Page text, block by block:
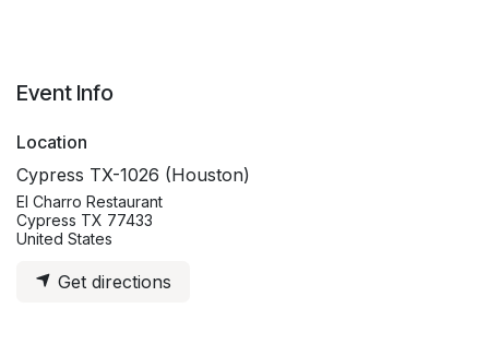
Event Info
Location
Cypress TX-1026 (Houston)
El Charro Restaurant
Cypress TX 77433
United States
Get directions